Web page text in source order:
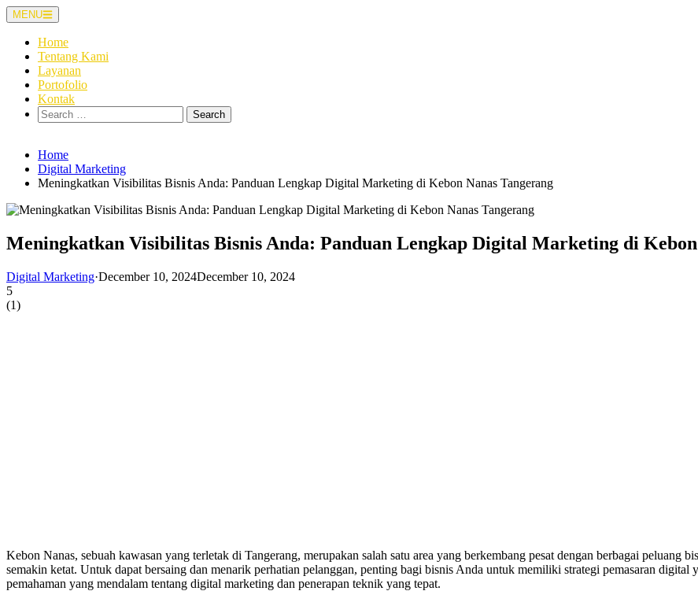
Skip
to
content
MENU
Home
Tentang Kami
Layanan
Portofolio
Kontak
Search
for:
Home
Digital Marketing
Meningkatkan Visibilitas Bisnis Anda: Panduan Lengkap Digital Marketing di Kebon Nanas Tangerang
Meningkatkan Visibilitas Bisnis Anda: Panduan Lengkap Digital Marketing di Kebon
Digital Marketing·December 10, 2024December 10, 2024
5
(1)
Kebon Nanas, sebuah kawasan yang terletak di Tangerang, merupakan salah satu area yang berkembang pesat dengan berbagai peluang
semakin ketat. Untuk dapat bersaing dan menarik perhatian pelanggan, penting bagi bisnis Anda untuk memiliki strategi pemasaran digital
pemahaman yang mendalam tentang digital marketing dan penerapan teknik yang tepat.